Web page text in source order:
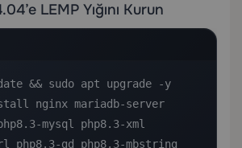
LEMP Yığını Kurun
&& sudo apt upgrade -y
nginx mariadb-server
mysql php8.3-xml